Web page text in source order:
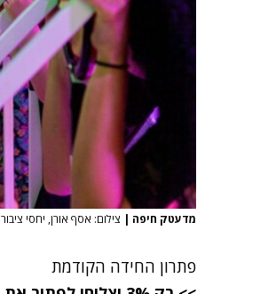
מדעטק חיפה | צילום: אסף אורן, יחסי ציבור
פתרון החידה הקודמת